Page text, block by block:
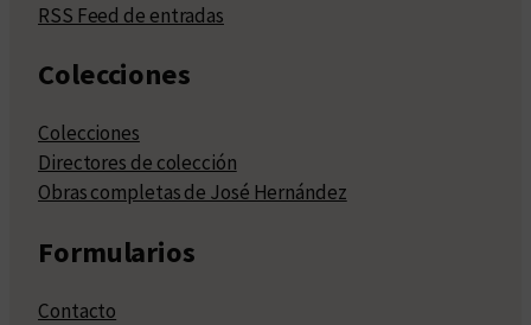
RSS Feed de entradas
Colecciones
Colecciones
Directores de colección
Obras completas de José Hernández
Formularios
Contacto